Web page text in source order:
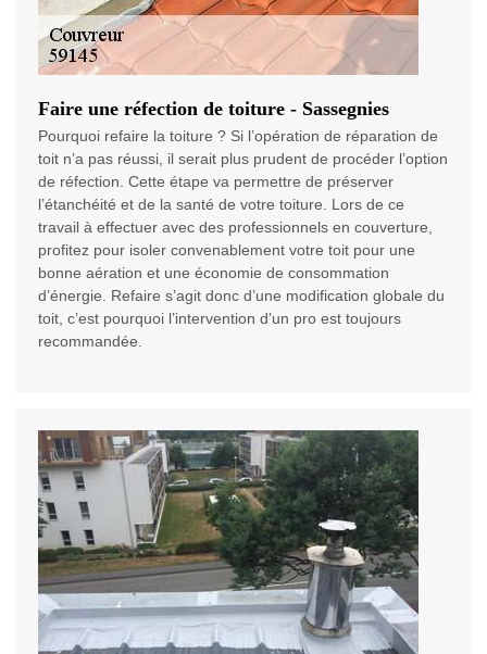
Faire une réfection de toiture - Sassegnies
Pourquoi refaire la toiture ? Si l’opération de réparation de
toit n’a pas réussi, il serait plus prudent de procéder l’option
de réfection. Cette étape va permettre de préserver
l’étanchéité et de la santé de votre toiture. Lors de ce
travail à effectuer avec des professionnels en couverture,
profitez pour isoler convenablement votre toit pour une
bonne aération et une économie de consommation
d’énergie. Refaire s’agit donc d’une modification globale du
toit, c’est pourquoi l’intervention d’un pro est toujours
recommandée.